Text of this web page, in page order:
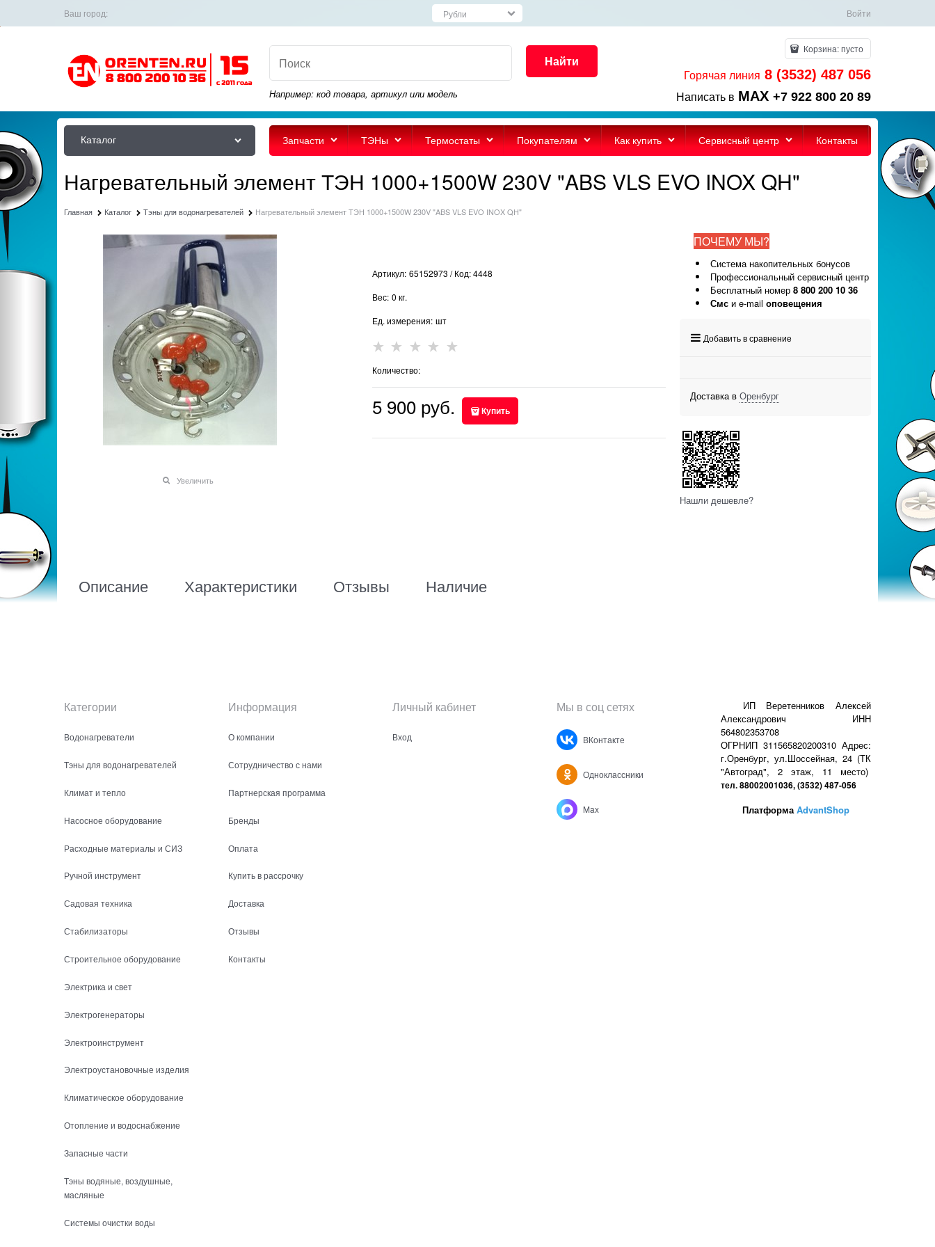
Ваш город: Войти
Найти
Например: код товара, артикул или модель
Корзина:пусто
Горячая линия 8 (3532) 487 056
Написать в MAX +7 922 800 20 89
Каталог Запчасти ТЭНы Термостаты Покупателям Как купить Сервисный центр Контакты
Нагревательный элемент ТЭН 1000+1500W 230V "ABS VLS EVO INOX QH"
Главная Каталог Тэны для водонагревателей Нагревательный элемент ТЭН 1000+1500W 230V "ABS VLS EVO INOX QH"
Увеличить
Артикул: 65152973 / Код: 4448
Вес: 0 кг.
Ед. измерения: шт
Количество:
5 900 руб. Купить
Описание Характеристики Отзывы Наличие
ПОЧЕМУ МЫ?
Система накопительных бонусов
Профессиональный сервисный центр
Бесплатный номер 8 800 200 10 36
Смс и e-mail оповещения
Добавить в сравнение
Доставка в Оренбург
Нашли дешевле?
Категории
Водонагреватели
Тэны для водонагревателей
Климат и тепло
Насосное оборудование
Расходные материалы и СИЗ
Ручной инструмент
Садовая техника
Стабилизаторы
Строительное оборудование
Электрика и свет
Электрогенераторы
Электроинструмент
Электроустановочные изделия
Климатическое оборудование
Отопление и водоснабжение
Запасные части
Тэны водяные, воздушные,
масляные
Системы очистки воды
Информация
О компании
Сотрудничество с нами
Партнерская программа
Бренды
Оплата
Купить в рассрочку
Доставка
Отзывы
Контакты
Личный кабинет
Вход
Мы в соц сетях
ВКонтакте
Одноклассники
Max
ИП Веретенников Алексей
Александрович ИНН
564802353708
ОГРНИП 311565820200310 Адрес:
г.Оренбург, ул.Шоссейная, 24 (ТК
"Автоград", 2 этаж, 11 место)
тел. 88002001036, (3532) 487-056
ПлатформаAdvantShop